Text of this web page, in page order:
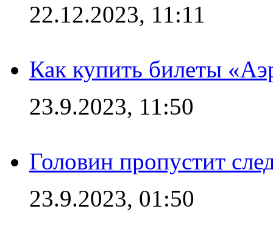
22.12.2023, 11:11
Как купить билеты
23.9.2023, 11:50
Головин пропустит
23.9.2023, 01:50